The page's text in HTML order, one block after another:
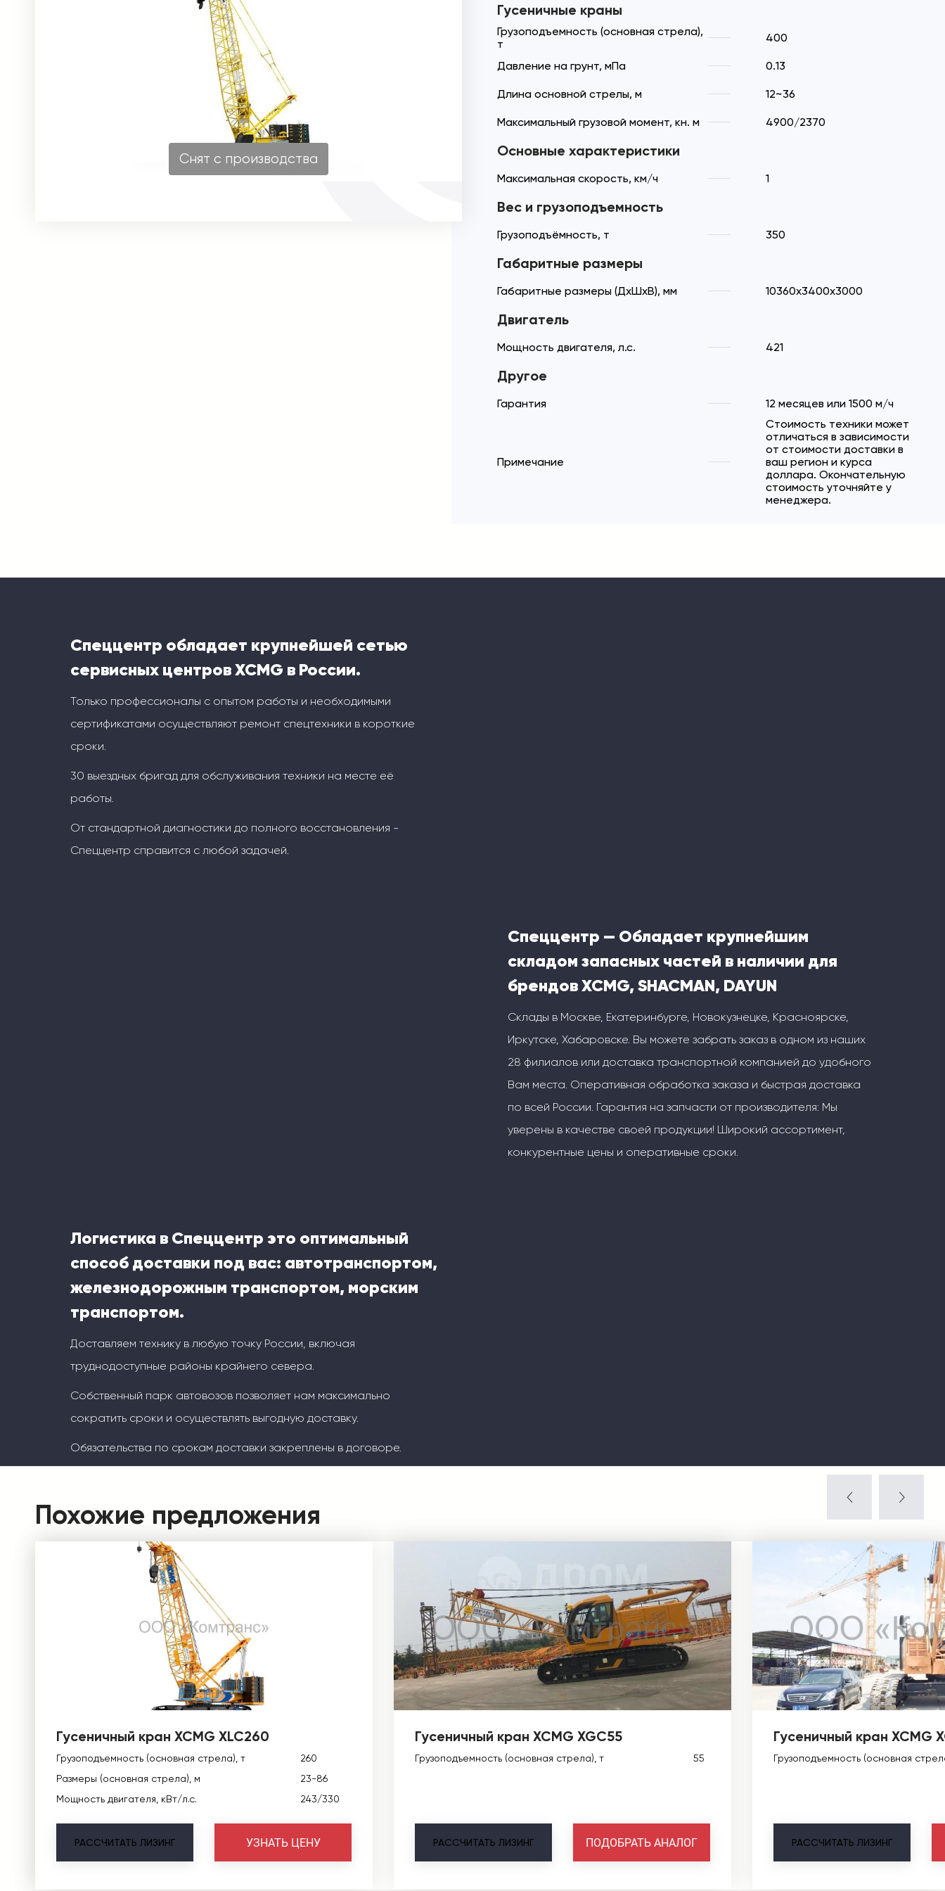
Снят с производства
Гусеничные краны
Грузоподъемность (основная стрела),
т
400
Давление на грунт, мПа 0.13
Длина основной стрелы, м 12~36
Максимальный грузовой момент, кн. м 4900/2370
Основные характеристики
Максимальная скорость, км/ч 1
Вес и грузоподъемность
Грузоподъёмность, т 350
Габаритные размеры
Габаритные размеры (ДхШхВ), мм 10360х3400х3000
Двигатель
Мощность двигателя, л.с. 421
Другое
Гарантия 12 месяцев или 1500 м/ч
Примечание
Стоимость техники может
отличаться в зависимости
от стоимости доставки в
ваш регион и курса
доллара. Окончательную
стоимость уточняйте у
менеджера.
Спеццентр обладает крупнейшей сетью
сервисных центров XCMG в России.
Только профессионалы с опытом работы и необходимыми
сертификатами осуществляют ремонт спецтехники в короткие
сроки.
30 выездных бригад для обслуживания техники на месте её
работы.
От стандартной диагностики до полного восстановления -
Спеццентр справится с любой задачей.
Спеццентр — Обладает крупнейшим
складом запасных частей в наличии для
брендов XCMG, SHACMAN, DAYUN
Склады в Москве, Екатеринбурге, Новокузнецке, Красноярске,
Иркутске, Хабаровске. Вы можете забрать заказ в одном из наших
28 филиалов или доставка транспортной компанией до удобного
Вам места. Оперативная обработка заказа и быстрая доставка
по всей России. Гарантия на запчасти от производителя: Мы
уверены в качестве своей продукции! Широкий ассортимент,
конкурентные цены и оперативные сроки.
Логистика в Спеццентр это оптимальный
способ доставки под вас: автотранспортом,
железнодорожным транспортом, морским
транспортом.
Доставляем технику в любую точку России, включая
труднодоступные районы крайнего севера.
Собственный парк автовозов позволяет нам максимально
сократить сроки и осуществлять выгодную доставку.
Обязательства по срокам доставки закреплены в договоре.
Похожие предложения
Гусеничный кран XCMG XLC260
Грузоподъемность (основная стрела), т
260
Размеры (основная стрела), м
23-86
Мощность двигателя, кВт/л.с.
243/330
РАССЧИТАТЬ ЛИЗИНГ УЗНАТЬ ЦЕНУ
Гусеничный кран XCMG XGC55
Грузоподъемность (основная стрела), т 55
РАССЧИТАТЬ ЛИЗИНГ ПОДОБРАТЬ АНАЛОГ
Гусеничный кран XCMG
Грузоподъемность (основная
РАССЧИТАТЬ ЛИЗИНГ